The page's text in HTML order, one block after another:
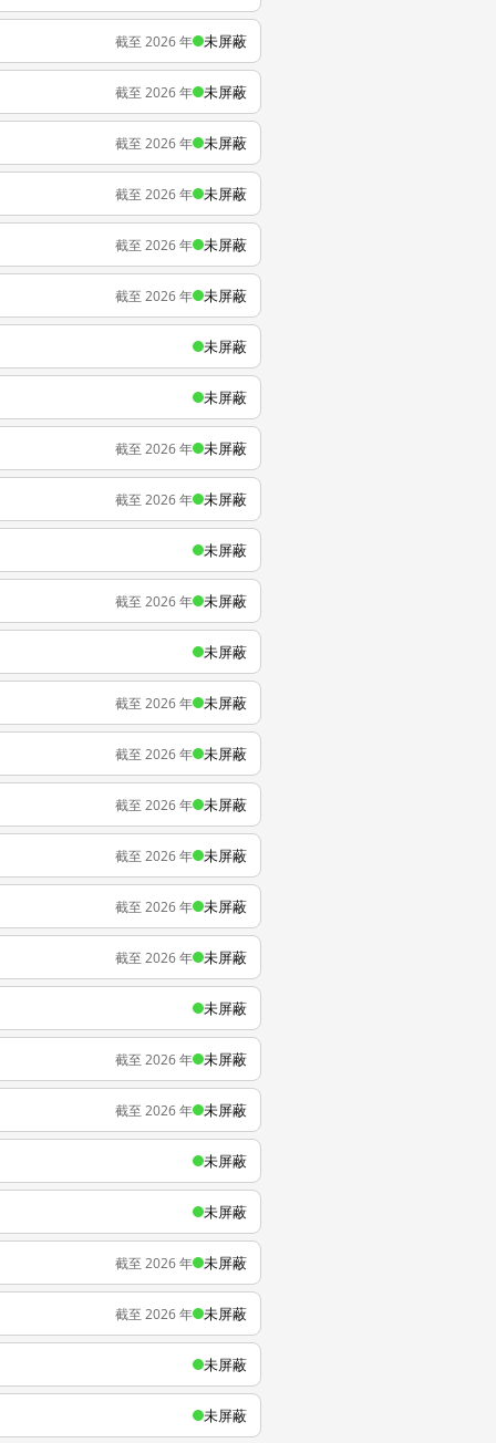
截至 2026 年 未屏蔽
截至 2026 年 未屏蔽
截至 2026 年 未屏蔽
截至 2026 年 未屏蔽
截至 2026 年 未屏蔽
截至 2026 年 未屏蔽
未屏蔽
未屏蔽
截至 2026 年 未屏蔽
截至 2026 年 未屏蔽
未屏蔽
截至 2026 年 未屏蔽
未屏蔽
截至 2026 年 未屏蔽
截至 2026 年 未屏蔽
截至 2026 年 未屏蔽
截至 2026 年 未屏蔽
截至 2026 年 未屏蔽
截至 2026 年 未屏蔽
未屏蔽
截至 2026 年 未屏蔽
截至 2026 年 未屏蔽
未屏蔽
未屏蔽
截至 2026 年 未屏蔽
截至 2026 年 未屏蔽
未屏蔽
未屏蔽